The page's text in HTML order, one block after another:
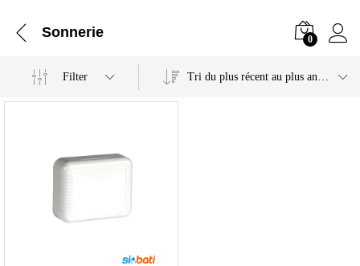
Sonnerie 0
Filter Tri du plus récent au plus ancien